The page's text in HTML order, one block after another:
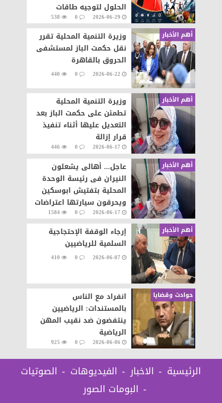
الحلول لتوجيه طاقات
الشعوب نحو التطور والابداع
2026-06-29
0
538
أهم الأخبار
وزيرة التنمية المحلية تقرر
نقل حكمت الباز لمستشفى
الحروق بالقاهرة
2026-06-22
0
440
أهم الأخبار
وزيرة التنمية المحلية
تطمئن على حكمت الباز بعد
التعديل عليها أثناء تنفيذ
قرار إزالة
2026-06-17
0
446
أهم الأخبار
عاجل... أهالى يشعلون
النيران فى رئيسة الوحدة
المحلية بتفتيش ابوسكين
ويحرقون سيارتها اعتراضات
على تنفيذ قرار إزالة..
2026-06-17
0
1584
أهم الأخبار
إرجاء الوقفة الإحتجاجية
السلمية للرياضيين
2026-06-07
0
410
حوادث وقضايا
انفراد مع الناس
بالمستندات: الرياضيين
ينتفضون ضد نقيب المهن
الرياضية
2026-06-06
0
925
الرئيسية الاخبار الفيديوهات
الصوتيات
البومات الصور